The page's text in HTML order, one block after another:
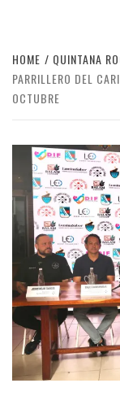
HOME QUINTANA
PARRILLERO DEL
OCTUBRE